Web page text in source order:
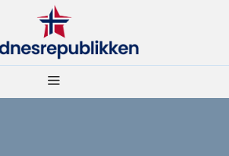
Meny